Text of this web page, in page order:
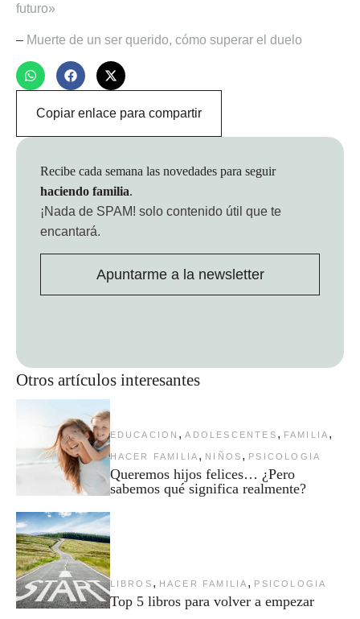
futuro»
– Muerte de un ser querido, cómo superar el duelo
Copiar enlace para compartir
Otros artículos interesantes
EDUCACION , ADOLESCENTES , FAMILIA ,
HACER FAMILIA , NIÑOS , PSICOLOGIA
Queremos hijos felices… ¿Pero
sabemos qué significa realmente?
LIBROS , HACER FAMILIA , PSICOLOGIA
Top 5 libros para volver a empezar
Recibe cada semana las novedades para seguir
haciendo familia.
¡Nada de SPAM! solo contenido útil que te
encantará.
Apuntarme a la newsletter